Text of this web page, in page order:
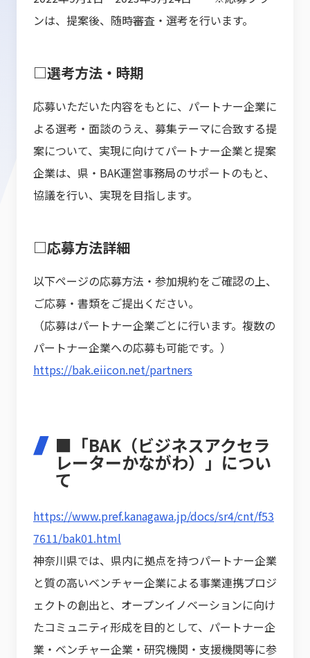
ンは、提案後、随時審査・選考を行います。
□選考方法・時期
応募いただいた内容をもとに、パートナー企業に
よる選考・面談のうえ、募集テーマに合致する提
案について、実現に向けてパートナー企業と提案
企業は、県・BAK運営事務局のサポートのもと、
協議を行い、実現を目指します。
□応募方法詳細
以下ページの応募方法・参加規約をご確認の上、
ご応募・書類をご提出ください。
（応募はパートナー企業ごとに行います。複数の
パートナー企業への応募も可能です。）
https://bak.eiicon.net/partners
■「BAK（ビジネスアクセラ
レーターかながわ）」につい
て
https://www.pref.kanagawa.jp/docs/sr4/cnt/f53
7611/bak01.html
神奈川県では、県内に拠点を持つパートナー企業
と質の高いベンチャー企業による事業連携プロジ
ェクトの創出と、オープンイノベーションに向け
たコミュニティ形成を目的として、パートナー企
業・ベンチャー企業・研究機関・支援機関等に参